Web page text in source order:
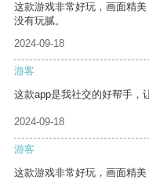
这款游戏非常好玩，画面精
没有玩腻。
2024-09-18
游客
这款app是我社交的好帮手，
2024-09-18
游客
这款游戏非常好玩，画面精美